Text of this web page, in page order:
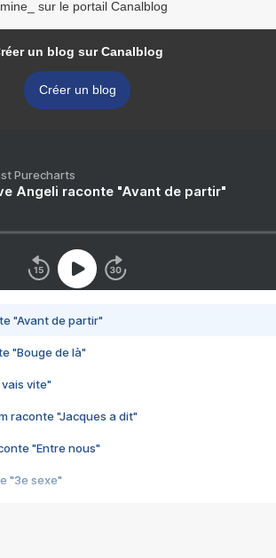
sur le portail Canalblog
un blog sur Canalblog
Créer un blog
Purecharts
Angeli raconte "Avant de partir"
"Avant de partir"
"Bouge de là"
vais vite"
raconte "Jacques a dit"
"Entre nous"
"3e sexe"